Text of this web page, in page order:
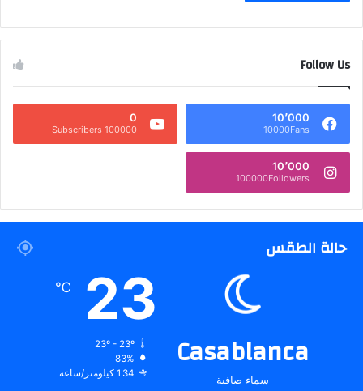
Follow Us
10٬000
10000Fans
0
100000 Subscribers
10٬000
100000Followers
حالة الطقس
Casablanca
سماء صافية
23
℃
23º - 23º
83%
1.34 كيلومتر/ساعة